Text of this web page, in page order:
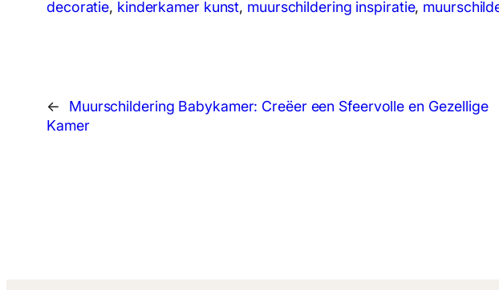
decoratie, kinderkamer kunst, muurschildering inspiratie,
←
Muurschildering Babykamer: Creëer een Sfeervolle en Gezellige
Kamer